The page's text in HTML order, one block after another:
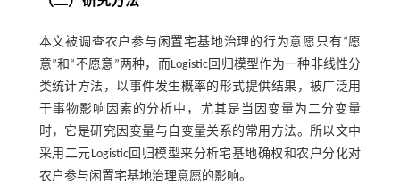
本文被调查农户参与闲置宅基地治理的行为意愿只有“愿
意”和“不愿意”两种，而Logistic回归模型作为一种非线性分
类统计方法，以事件发生概率的形式提供结果，被广泛用
于事物影响因素的分析中，尤其是当因变量为二分变量
时，它是研究因变量与自变量关系的常用方法。所以文中
采用二元Logistic回归模型来分析宅基地确权和农户分化对
农户参与闲置宅基地治理意愿的影响。